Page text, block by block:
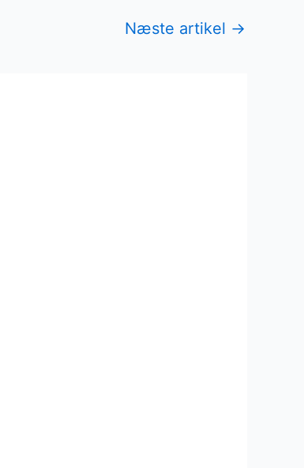
Næste artikel →